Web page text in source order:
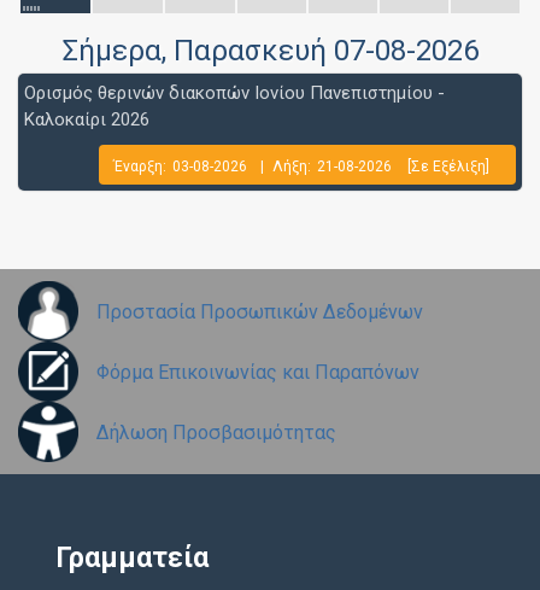
Σήμερα, Παρασκευή 07-08-2026
Ορισμός θερινών διακοπών Ιονίου Πανεπιστημίου -
Καλοκαίρι 2026
Έναρξη: 03-08-2026 Λήξη: 21-08-2026 [Σε Εξέλιξη]
Προστασία Προσωπικών Δεδομένων
Φόρμα Επικοινωνίας και Παραπόνων
Δήλωση Προσβασιμότητας
Γραμματεία